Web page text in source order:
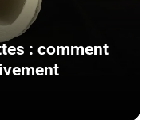
: comment